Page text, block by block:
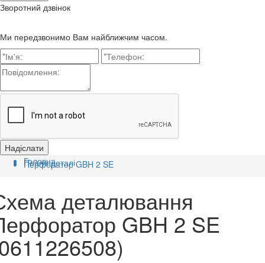
Зворотний дзвінок
Ми передзвонимо Вам найближчим часом.
Головна
Пошук деталі
Перфоратор GBH 2 SE
деталювання
GBH 2 SE